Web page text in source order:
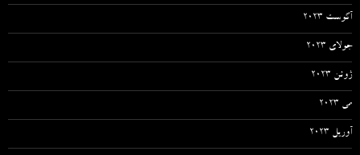
آگوست 2023
جولای 2023
ژوئن 2023
می 2023
آوریل 2023